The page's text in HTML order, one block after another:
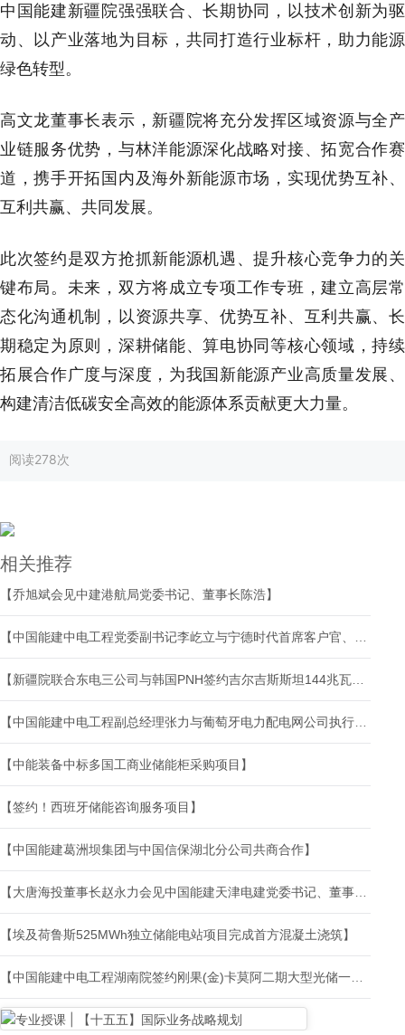
中国能建新疆院强强联合、长期协同，以技术创新为驱
动、以产业落地为目标，共同打造行业标杆，助力能源
绿色转型。
高文龙董事长表示，新疆院将充分发挥区域资源与全产
业链服务优势，与林洋能源深化战略对接、拓宽合作赛
道，携手开拓国内及海外新能源市场，实现优势互补、
互利共赢、共同发展。
此次签约是双方抢抓新能源机遇、提升核心竞争力的关
键布局。未来，双方将成立专项工作专班，建立高层常
态化沟通机制，以资源共享、优势互补、互利共赢、长
期稳定为原则，深耕储能、算电协同等核心领域，持续
拓展合作广度与深度，为我国新能源产业高质量发展、
构建清洁低碳安全高效的能源体系贡献更大力量。
阅读278次
相关推荐
【乔旭斌会见中建港航局党委书记、董事长陈浩】
【中国能建中电工程党委副书记李屹立与宁德时代首席客户官、市场体系联席总裁谭立斌会谈】
【新疆院联合东电三公司与韩国PNH签约吉尔吉斯斯坦144兆瓦光伏EPC项目】
【中国能建中电工程副总经理张力与葡萄牙电力配电网公司执行董事若昂·马丁斯·德·卡瓦略会谈】
【中能装备中标多国工商业储能柜采购项目】
【签约！西班牙储能咨询服务项目】
【中国能建葛洲坝集团与中国信保湖北分公司共商合作】
【大唐海投董事长赵永力会见中国能建天津电建党委书记、董事长许栋】
【埃及荷鲁斯525MWh独立储能电站项目完成首方混凝土浇筑】
【中国能建中电工程湖南院签约刚果(金)卡莫阿二期大型光储一体化智能微电网项目】